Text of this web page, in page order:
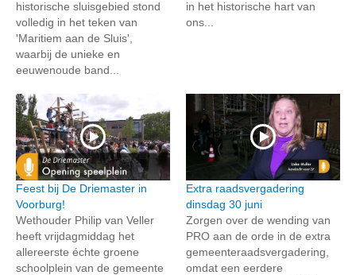
historische sluisgebied stond
volledig in het teken van
'Maritiem aan de Sluis',
waarbij de unieke en
eeuwenoude band...
in het historische hart van
ons...
Feest bij De Driemaster in
Voorburg!
Wethouder Philip van Veller
heeft vrijdagmiddag het
allereerste échte groene
schoolplein van de gemeente
Extra raadsvergadering
dinsdag 30 juni
Zorgen over de wending van
PRO aan de orde in de extra
gemeenteraadsvergadering,
omdat een eerdere